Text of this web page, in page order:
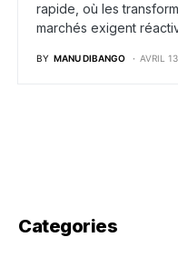
rapide, où les
marchés exigent
BY MANU DIBANGO AVRIL
Categories